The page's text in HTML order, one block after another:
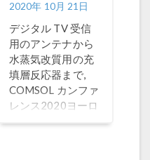
2020年 10月 21日
デジタル TV 受信
用のアンテナから
水蒸気改質用の充
填層反応器まで,
COMSOL カンファ
レンス2020ヨーロ
ッパの最優秀論文